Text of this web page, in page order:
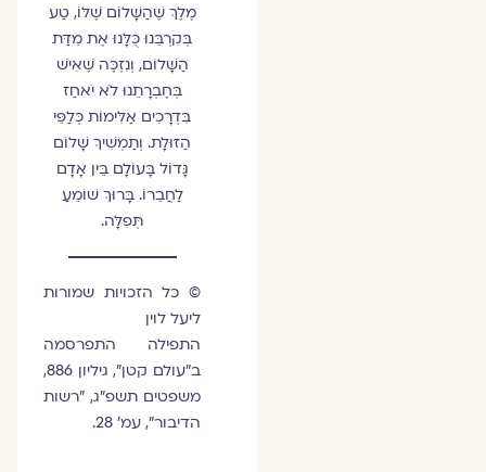
מֶלֶךְ שֶׁהַשָּׁלוֹם שֶׁלּוֹ, טַע
בְּקִרְבֵּנוּ כֻּלָּנוּ אֶת מִדַּת
הַשָּׁלוֹם, וְנִזְכֶּה שֶׁאִישׁ
בְּחֶבְרָתֵנוּ לֹא יֹאחַז
בִּדְרָכִים אַלִּימוֹת כְּלַפֵּי
הַזּוּלָת. וְתַמְשִׁיךְ שָׁלוֹם
גָּדוֹל בָּעוֹלָם בֵּין אָדָם
לַחֲבֵרוֹ. בָּרוּךְ שׁוֹמֵעַ
תְּפִלָּה.
© כל הזכויות שמורות
ליעל לוין
התפילה התפרסמה
ב"עולם קטן", גיליון 886,
משפטים תשפ"ג, "רשות
הדיבור", עמ' 28.